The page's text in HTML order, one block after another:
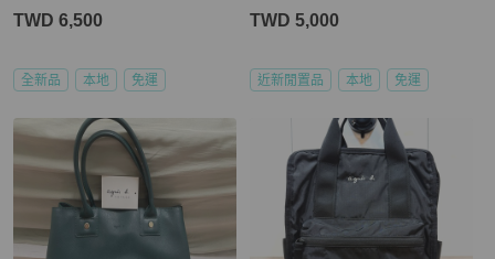
TWD 6,500
全新品 本地 免運
TWD 5,000
近新閒置品 本地 免運